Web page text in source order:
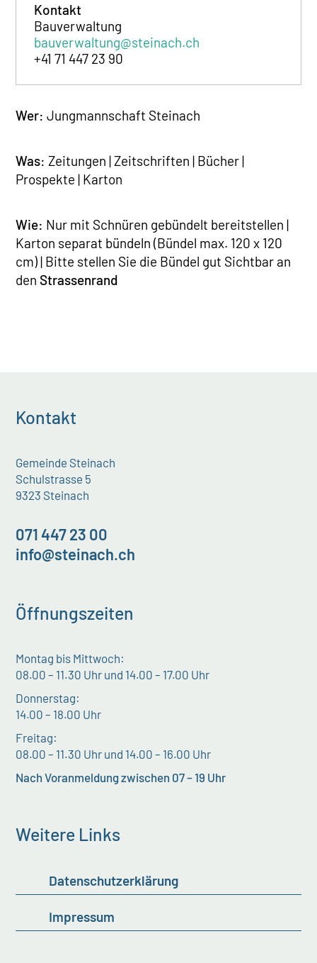
Kontakt
Bauverwaltung
bauverwaltung@steinach.ch
+41 71 447 23 90
Wer: Jungmannschaft Steinach
Was:Zeitungen | Zeitschriften | Bücher |
Prospekte | Karton
Wie: Nur mit Schnüren gebündelt bereitstellen |
Karton separat bündeln (Bündel max. 120 x 120
cm) | Bitte stellen Sie die Bündel gut Sichtbar an
den Strassenrand
Kontakt
Gemeinde Steinach
Schulstrasse 5
9323 Steinach
071 447 23 00
info@steinach.ch
Öffnungszeiten
Montag bis Mittwoch:
08.00 – 11.30 Uhr und 14.00 – 17.00 Uhr
Donnerstag:
14.00 – 18.00 Uhr
Freitag:
08.00 – 11.30 Uhr und 14.00 – 16.00 Uhr
Nach Voranmeldung zwischen 07 – 19 Uhr
Weitere Links
Datenschutzerklärung
Impressum